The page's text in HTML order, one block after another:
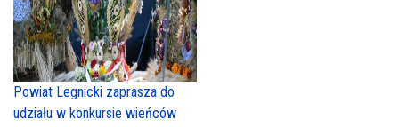
Powiat Legnicki zaprasza do
udziału w konkursie wieńców